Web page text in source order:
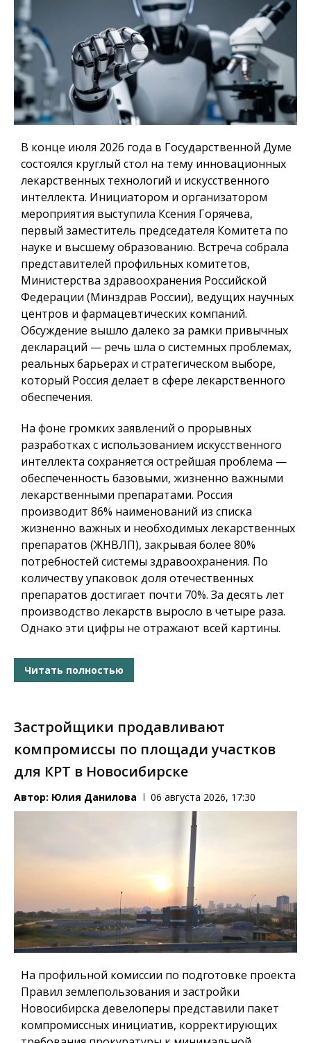
В конце июля 2026 года в Государственной Думе
состоялся круглый стол на тему инновационных
лекарственных технологий и искусственного
интеллекта. Инициатором и организатором
мероприятия выступила Ксения Горячева,
первый заместитель председателя Комитета по
науке и высшему образованию. Встреча собрала
представителей профильных комитетов,
Министерства здравоохранения Российской
Федерации (Минздрав России), ведущих научных
центров и фармацевтических компаний.
Обсуждение вышло далеко за рамки привычных
деклараций — речь шла о системных проблемах,
реальных барьерах и стратегическом выборе,
который Россия делает в сфере лекарственного
обеспечения.
На фоне громких заявлений о прорывных
разработках с использованием искусственного
интеллекта сохраняется острейшая проблема —
обеспеченность базовыми, жизненно важными
лекарственными препаратами. Россия
производит 86% наименований из списка
жизненно важных и необходимых лекарственных
препаратов (ЖНВЛП), закрывая более 80%
потребностей системы здравоохранения. По
количеству упаковок доля отечественных
препаратов достигает почти 70%. За десять лет
производство лекарств выросло в четыре раза.
Однако эти цифры не отражают всей картины.
Читать полностью
Застройщики продавливают
компромиссы по площади участков
для КРТ в Новосибирске
Автор: Юлия Данилова 06 августа 2026, 17:30
На профильной комиссии по подготовке проекта
Правил землепользования и застройки
Новосибирска девелоперы представили пакет
компромиссных инициатив, корректирующих